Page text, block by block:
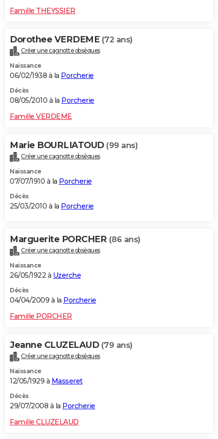
Famille THEYSSIER
Dorothee VERDEME (72 ans)
Créer une cagnotte obsèques
Naissance
06/02/1938 à la Porcherie
Décès
08/05/2010 à la Porcherie
Famille VERDEME
Marie BOURLIATOUD (99 ans)
Créer une cagnotte obsèques
Naissance
07/07/1910 à la Porcherie
Décès
25/03/2010 à la Porcherie
Marguerite PORCHER (86 ans)
Créer une cagnotte obsèques
Naissance
26/05/1922 à Uzerche
Décès
04/04/2009 à la Porcherie
Famille PORCHER
Jeanne CLUZELAUD (79 ans)
Créer une cagnotte obsèques
Naissance
12/05/1929 à Masseret
Décès
29/07/2008 à la Porcherie
Famille CLUZELAUD